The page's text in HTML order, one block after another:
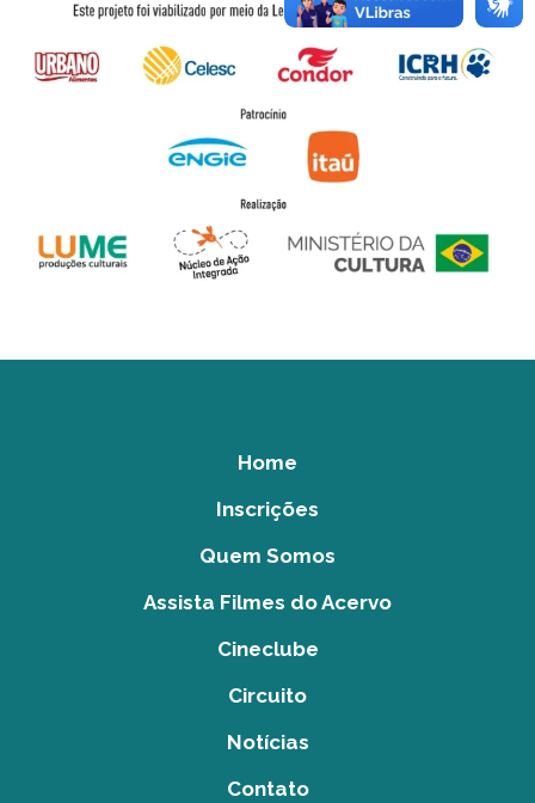
Home
Inscrições
Quem Somos
Assista Filmes do Acervo
Cineclube
Circuito
Notícias
Contato